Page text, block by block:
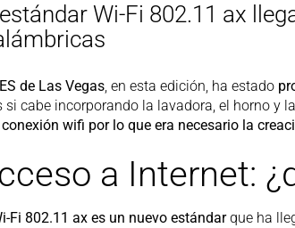
Wi-Fi 802.11 ax
de Las Vegas, en esta edición, ha estado
si cabe incorporando la lavadora, el horno y
wifi por lo que era necesario la
a Internet:
Fi 802.11 ax es un nuevo estándarque ha